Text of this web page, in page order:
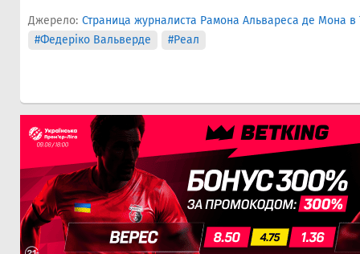
Джерело: Страница журналиста Рамона Альвареса де Мона в
#Федеріко Вальверде
#Реал